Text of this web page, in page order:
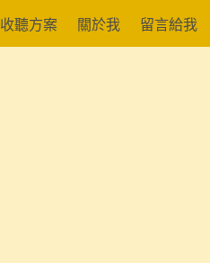
收聽方案 關於我 留言給我